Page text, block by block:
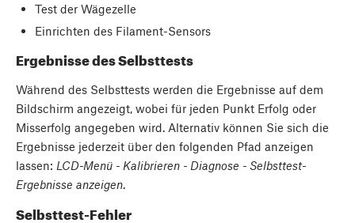
Test der Wägezelle
Einrichten des Filament-Sensors
Ergebnisse des Selbsttests
Während des Selbsttests werden die Ergebnisse auf dem
Bildschirm angezeigt, wobei für jeden Punkt Erfolg oder
Misserfolg angegeben wird. Alternativ können Sie sich die
Ergebnisse jederzeit über den folgenden Pfad anzeigen
lassen: LCD-Menü - Kalibrieren - Diagnose - Selbsttest-
Ergebnisse anzeigen.
Selbsttest-Fehler